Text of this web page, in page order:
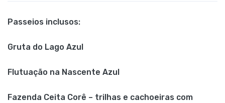
Passeios inclusos:
Gruta do Lago Azul
Flutuação na Nascente Azul
Fazenda Ceita Corê – trilhas e cachoeiras com